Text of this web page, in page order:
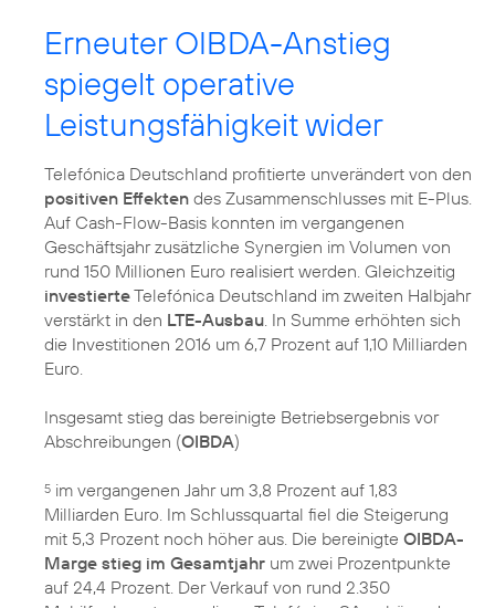
Erneuter OIBDA-Anstieg
spiegelt operative
Leistungsfähigkeit wider
Telefónica Deutschland profitierte unverändert von den
positiven Effekten des Zusammenschlusses mit E-Plus.
Auf Cash-Flow-Basis konnten im vergangenen
Geschäftsjahr zusätzliche Synergien im Volumen von
rund 150 Millionen Euro realisiert werden. Gleichzeitig
investierteTelefónica Deutschland im zweiten Halbjahr
verstärkt in den LTE-Ausbau . In Summe erhöhten sich
die Investitionen 2016 um 6,7 Prozent auf 1,10 Milliarden
Euro.
Insgesamt stieg das bereinigte Betriebsergebnis vor
Abschreibungen (OIBDA)
5 im vergangenen Jahr um 3,8 Prozent auf 1,83
Milliarden Euro. Im Schlussquartal fiel die Steigerung
mit 5,3 Prozent noch höher aus. Die bereinigte OIBDA-
Marge stieg im Gesamtjahr um zwei Prozentpunkte
auf 24,4 Prozent. Der Verkauf von rund 2.350